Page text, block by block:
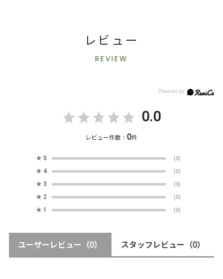
レビュー
REVIEW
0.0
レビュー件数：0件
★ 5 (0)
★ 4 (0)
★ 3 (0)
★ 2 (0)
★ 1 (0)
ユーザーレビュー （0） スタッフレビュー （0）